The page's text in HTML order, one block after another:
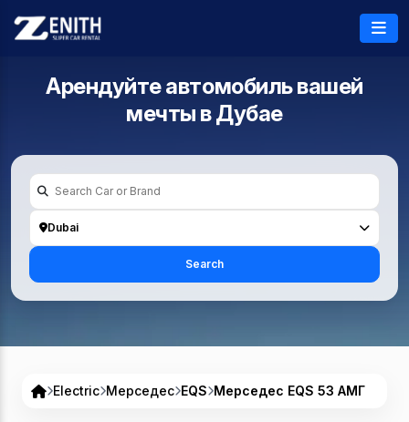
Арендуйте автомобиль вашей
мечты вДубае
Dubai
Search
Electric Мерседес EQS Мерседес EQS 53 АМГ